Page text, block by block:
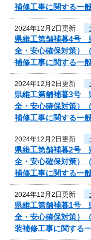
補修工事に関する一
2024年12月2日更新
県維工第舗補暮4号
全・安心確保対策）
補修工事に関する一
2024年12月2日更新
県維工第舗補暮3号
全・安心確保対策）
補修工事に関する一
2024年12月2日更新
県維工第舗補暮2号
全・安心確保対策）
補修工事に関する一
2024年12月2日更新
県維工第舗補暮1号
全・安心確保対策）
装補修工事に関する